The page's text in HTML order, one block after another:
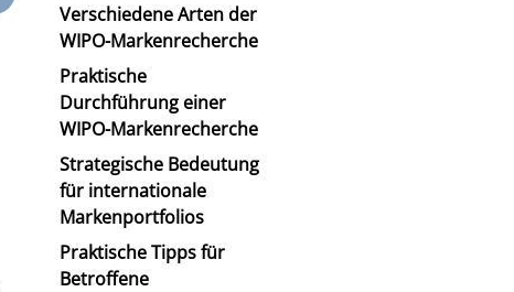
Verschiedene Arten der
WIPO-Markenrecherche
Praktische
Durchführung einer
WIPO-Markenrecherche
Strategische Bedeutung
für internationale
Markenportfolios
Praktische Tipps für
Betroffene